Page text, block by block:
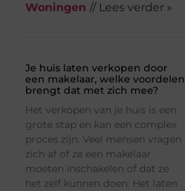
Woningen // Lees verder »
Je huis laten verkopen door
een makelaar, welke voordelen
brengt dat met zich mee?
Het verkopen van je huis is een
grote stap en kan een complex
proces zijn. Veel mensen vragen
zich af of ze een makelaar
moeten inschakelen of dat ze
het zelf kunnen doen. Het laten